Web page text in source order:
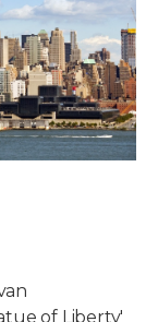
of Liberty'